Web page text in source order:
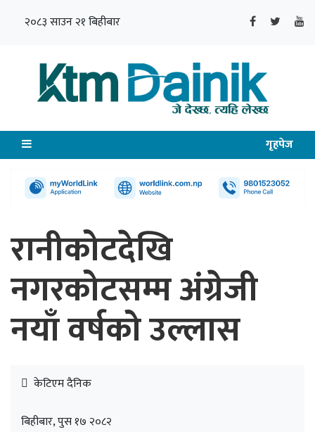
२०८३ साउन २१ बिहीबार
गृहपेज
रानीकोटदेखि
नगरकोटसम्म अंग्रेजी
नयाँ वर्षको उल्लास
केटिएम दैनिक
बिहीबार, पुस १७ २०८२